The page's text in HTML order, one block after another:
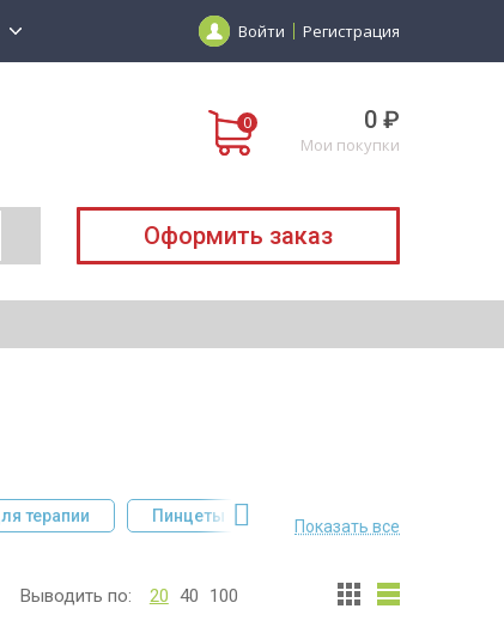
Войти Регистрация
0 ₽
Мои покупки
Оформить заказ
Пинцеты Отоскопы
Показать все
Выводить по: 20 40 100